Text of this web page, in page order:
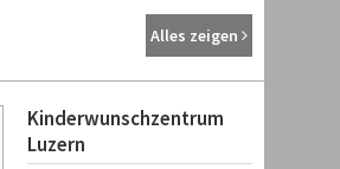
Alles zeigen
Kinderwunschzentrum
Luzern